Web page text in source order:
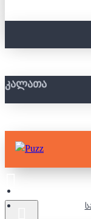
ᲙᲐᲚᲐᲗᲐ